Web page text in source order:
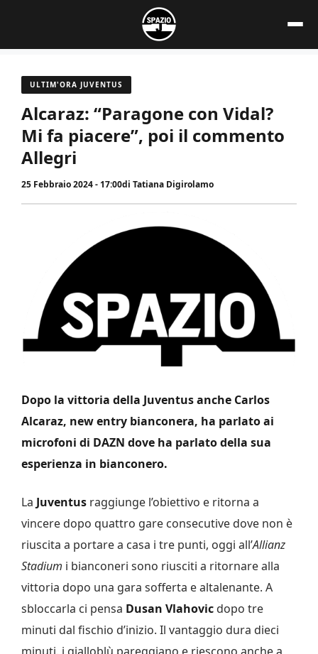
contenuto
ULTIM'ORA JUVENTUS
Alcaraz: “Paragone con Vidal?
Mi fa piacere”, poi il commento
Allegri
25 Febbraio 2024 - 17:00di Tatiana Digirolamo
Dopo la vittoria della Juventus anche Carlos
Alcaraz, new entry bianconera, ha parlato ai
microfoni di DAZN dove ha parlato della sua
esperienza in bianconero.
La Juventus raggiunge l’obiettivo e ritorna a
vincere dopo quattro gare consecutive dove non è
riuscita a portare a casa i tre punti, oggi all’Allianz
Stadium i bianconeri sono riusciti a ritornare alla
vittoria dopo una gara sofferta e altalenante. A
sbloccarla ci pensa Dusan Vlahovic dopo tre
minuti dal fischio d’inizio. Il vantaggio dura dieci